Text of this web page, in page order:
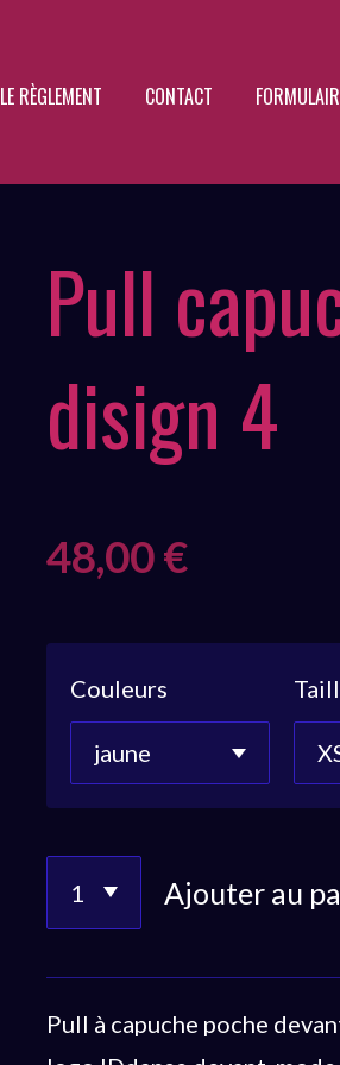
LE RÈGLEMENT CONTACT
Pull
disign 4
48,00 €
Couleurs
Ajouter au
Pull à capuche poche